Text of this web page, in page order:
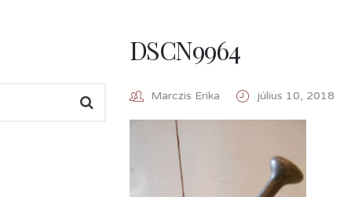
DSCN9964
Marczis Erika július 10, 2018